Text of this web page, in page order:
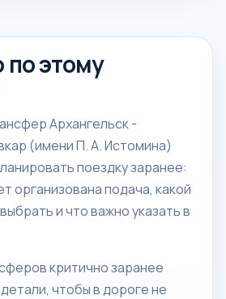
по этому
Архангельск -
(имени П. А. Истомина)
поездку заранее:
организована подача, какой
и что важно указать в
критично заранее
чтобы в дороге не